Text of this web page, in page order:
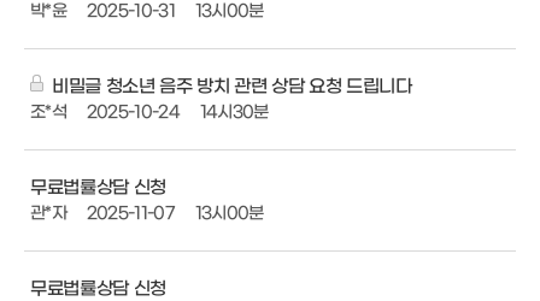
박*윤 2025-10-31 13시00분
비밀글 청소년 음주 방치 관련 상담 요청 드립니다
조*석 2025-10-24 14시30분
무료법률상담 신청
관*자 2025-11-07 13시00분
무료법률상담 신청